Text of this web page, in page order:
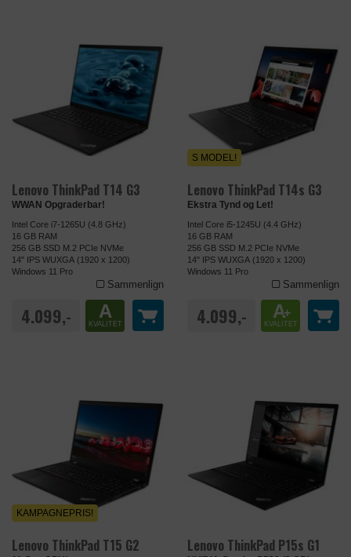
Lenovo ThinkPad T14 G3
WWAN Opgraderbar!
Intel Core i7-1265U (4.8 GHz)
16 GB RAM
256 GB SSD M.2 PCIe NVMe
14" IPS WUXGA (1920 x 1200)
Windows 11 Pro
Sammenlign
4.099,- A
KVALITET
Lenovo ThinkPad T14s G3
Ekstra Tynd og Let!
S MODEL!
Intel Core i5-1245U (4.4 GHz)
16 GB RAM
256 GB SSD M.2 PCIe NVMe
14" IPS WUXGA (1920 x 1200)
Windows 11 Pro
Sammenlign
4.099,- A+
KVALITET
Lenovo ThinkPad T15 G2
KAMPAGNEPRIS!
Lenovo ThinkPad P15s G1